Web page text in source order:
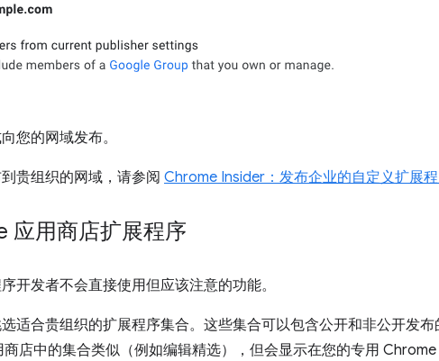
您的网域发布。
贵组织的网域，请参阅 Chrome Insider：发布企业的自定义扩展
应用商店扩展程序
开发者不会直接使用但应该注意的功能。
适合贵组织的扩展程序集合。这些集合可以包含公开和非公开发布
店中的集合类似（例如编辑精选），但会显示在您的专用